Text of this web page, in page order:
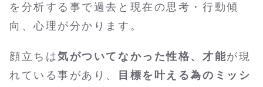
を分析する事で過去と現在の思考・行動傾
向、心理が分かります。
顔立ちは気がついてなかった性格、才能が現
れている事があり、
目標を叶える為のミッシ